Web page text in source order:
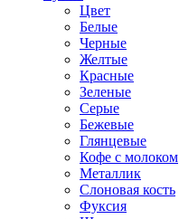
Цвет
Белые
Черные
Желтые
Красные
Зеленые
Серые
Бежевые
Глянцевые
Кофе с молоком
Металлик
Слоновая кость
Фуксия